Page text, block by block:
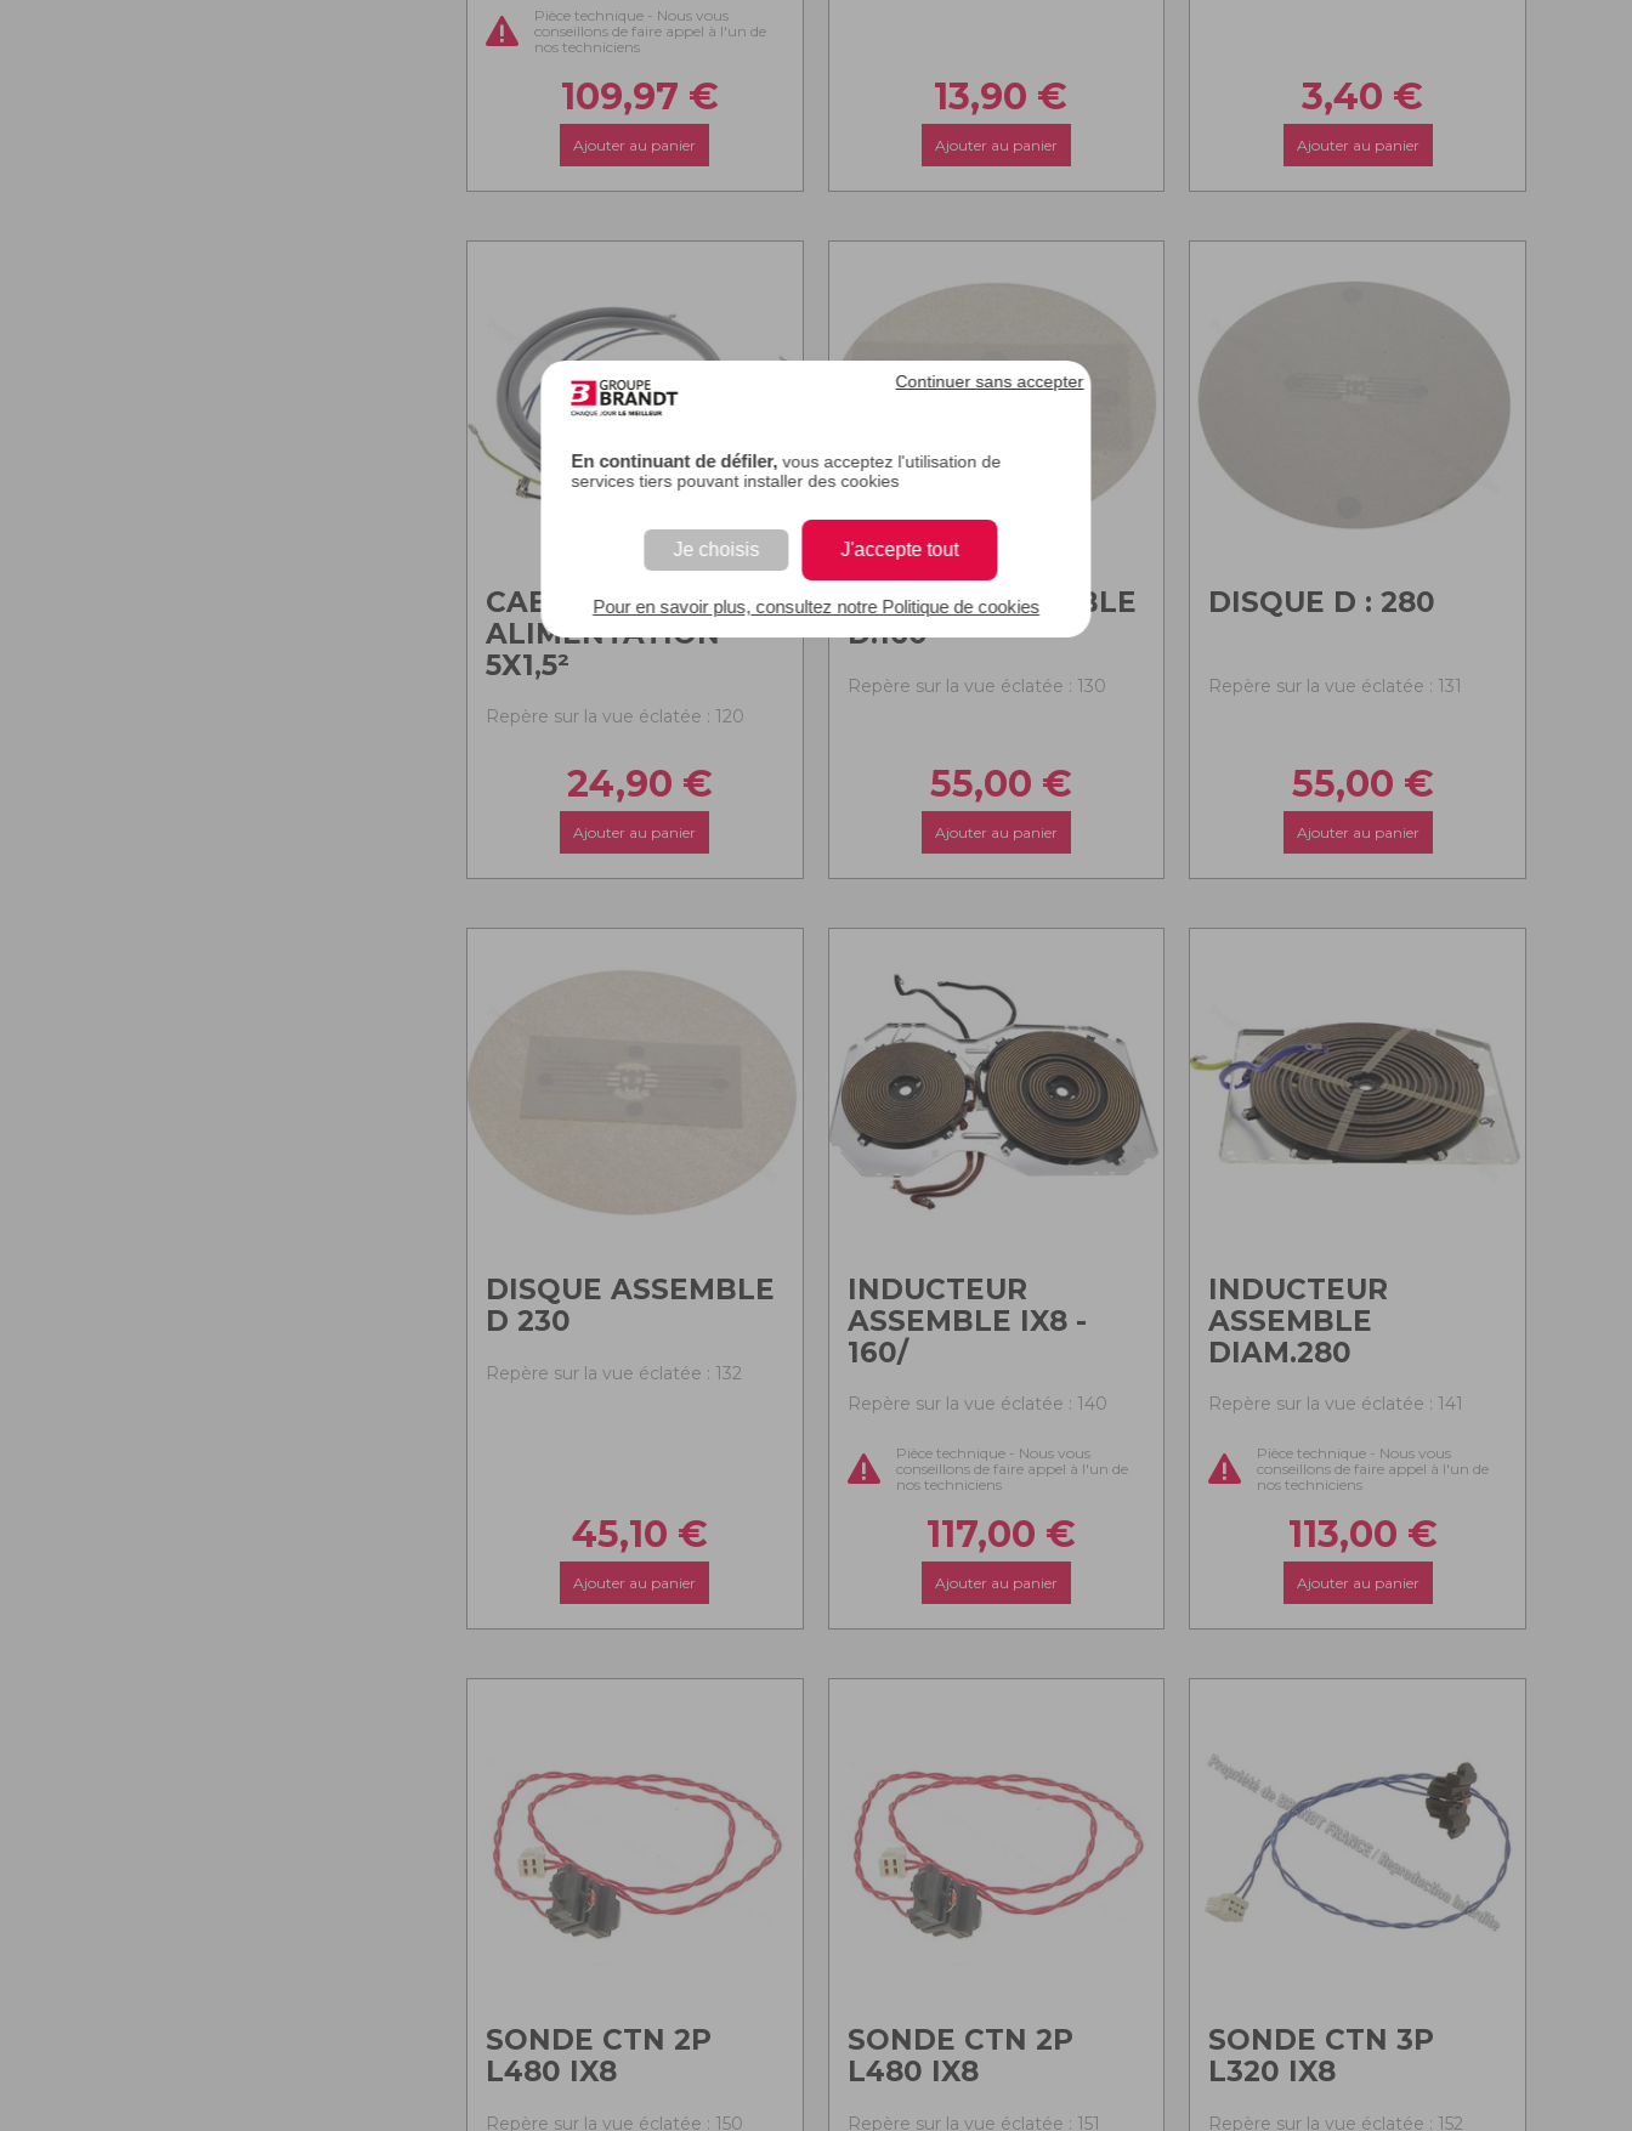
En continuant de défiler, vous acceptez l'utilisation de
services tiers pouvant installer des cookies
Je choisis J'accepte tout
Continuer sans accepter
Pour en savoir plus, consultez notre Politique de cookies
Pièce technique - Nous vous
conseillons de faire appel à l'un de
nos techniciens
109,97 €
Ajouter au panier
13,90 €
Ajouter au panier
3,40 €
Ajouter au panier
CABLE
ALIMENTATION
5X1,5²
Repère sur la vue éclatée : 120
24,90 €
Ajouter au panier
DISQUE ASSEMBLE
D:160
Repère sur la vue éclatée : 130
55,00 €
Ajouter au panier
DISQUE D : 280
Repère sur la vue éclatée : 131
55,00 €
Ajouter au panier
DISQUE ASSEMBLE
D 230
Repère sur la vue éclatée : 132
45,10 €
Ajouter au panier
INDUCTEUR
ASSEMBLE IX8 -
160/
Repère sur la vue éclatée : 140
Pièce technique - Nous vous
conseillons de faire appel à l'un de
nos techniciens
117,00 €
Ajouter au panier
INDUCTEUR
ASSEMBLE
DIAM.280
Repère sur la vue éclatée : 141
Pièce technique - Nous vous
conseillons de faire appel à l'un de
nos techniciens
113,00 €
Ajouter au panier
SONDE CTN 2P
L480 IX8
Repère sur la vue éclatée : 150
SONDE CTN 2P
L480 IX8
Repère sur la vue éclatée : 151
SONDE CTN 3P
L320 IX8
Repère sur la vue éclatée : 152